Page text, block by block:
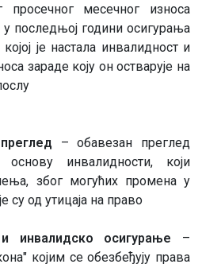
просечног месечног износа
у последњој години осигурања
је настала инвалидност и
зараде коју он остварује на
– обавезан преглед
инвалидности, који
због могућих промена у
су од утицаја на право
инвалидско осигурање –
којим се обезбеђују права